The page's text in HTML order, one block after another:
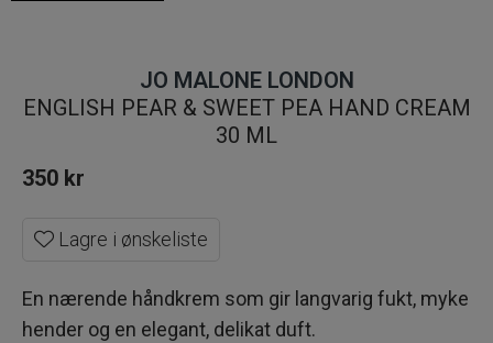
JO MALONE LONDON
ENGLISH PEAR & SWEET PEA HAND CREAM
30 ML
350 kr
Lagre i ønskeliste
En nærende håndkrem som gir langvarig fukt, myke
hender og en elegant, delikat duft.